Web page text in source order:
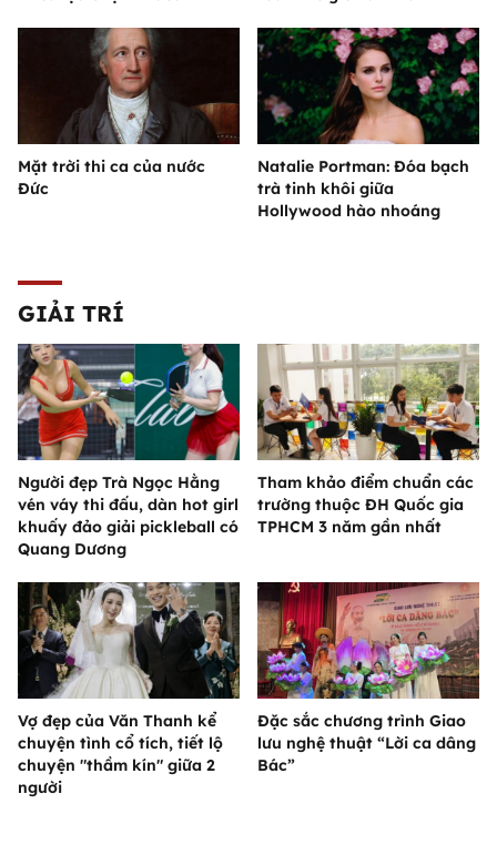
Mặt trời thi ca của nước
Đức
Natalie Portman: Đóa bạch
trà tinh khôi giữa
Hollywood hào nhoáng
GIẢI TRÍ
Người đẹp Trà Ngọc Hằng
vén váy thi đấu, dàn hot girl
khuấy đảo giải pickleball có
Quang Dương
Tham khảo điểm chuẩn các
trường thuộc ĐH Quốc gia
TPHCM 3 năm gần nhất
Vợ đẹp của Văn Thanh kể
chuyện tình cổ tích, tiết lộ
chuyện "thầm kín" giữa 2
người
Đặc sắc chương trình Giao
lưu nghệ thuật “Lời ca dâng
Bác”